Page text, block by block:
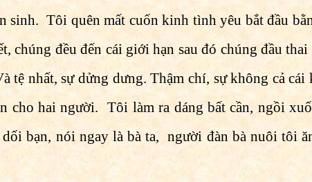
sinh. Tôi quên mất cuốn kinh tình yêu bắt đầu
chúng đều đến cái giới hạn sau đó chúng đầu
tệ nhất, sự dửng dưng. Thậm chí, sự không cả
cho hai người. Tôi làm ra dáng bất cần, ngồi
bạn, nói ngay là bà ta, người đàn bà nuôi tôi